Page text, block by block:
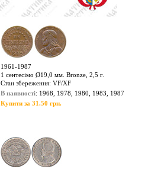
1961-1987
1 сентесімо Ø19,0 мм. Bronze, 2,5 г.
Стан збереження: VF/XF
В наявності: 1968, 1978, 1980, 1983, 1987
Купити за 31.50 грн.